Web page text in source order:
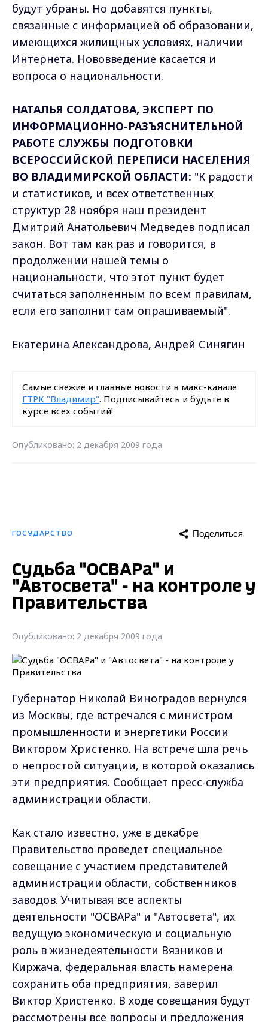
будут убраны. Но добавятся пункты,
связанные с информацией об образовании,
имеющихся жилищных условиях, наличии
Интернета. Нововведение касается и
вопроса о национальности.
НАТАЛЬЯ СОЛДАТОВА, ЭКСПЕРТ ПО
ИНФОРМАЦИОННО-РАЗЪЯСНИТЕЛЬНОЙ
РАБОТЕ СЛУЖБЫ ПОДГОТОВКИ
ВСЕРОССИЙСКОЙ ПЕРЕПИСИ НАСЕЛЕНИЯ
ВО ВЛАДИМИРСКОЙ ОБЛАСТИ: "К радости
и статистиков, и всех ответственных
структур 28 ноября наш президент
Дмитрий Анатольевич Медведев подписал
закон. Вот там как раз и говорится, в
продолжении нашей темы о
национальности, что этот пункт будет
считаться заполненным по всем правилам,
если его заполнит сам опрашиваемый".
Екатерина Александрова, Андрей Синягин
Самые свежие и главные новости в макс-канале
ГТРК "Владимир". Подписывайтесь и будьте в
курсе всех событий!
Опубликовано: 2 декабря 2009 года
ГОСУДАРСТВО Поделиться
Судьба "ОСВАРа" и
"Автосвета" - на контроле у
Правительства
Опубликовано: 2 декабря 2009 года
Губернатор Николай Виноградов вернулся
из Москвы, где встречался с министром
промышленности и энергетики России
Виктором Христенко. На встрече шла речь
о непростой ситуации, в которой оказались
эти предприятия. Сообщает пресс-служба
администрации области.
Как стало известно, уже в декабре
Правительство проведет специальное
совещание с участием представителей
администрации области, собственников
заводов. Учитывая все аспекты
деятельности "ОСВАРа" и "Автосвета", их
ведущую экономическую и социальную
роль в жизнедеятельности Вязников и
Киржача, федеральная власть намерена
сохранить оба предприятия, заверил
Виктор Христенко. В ходе совещания будут
рассмотрены все вопросы и предложения